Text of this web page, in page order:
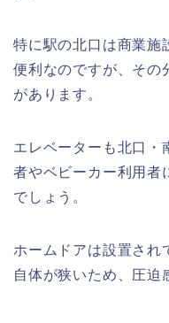
特に駅の北口は商業施
便利なのですが、その
があります。
エレベーターも北口・
者やベビーカー利用者
でしょう。
ホームドアは設置され
自体が狭いため、圧迫